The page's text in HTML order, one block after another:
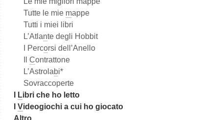
Tutte le mie mappe
Tutti i miei libri
L’Atlante degli Hobbit
I Percorsi dell’Anello
Contrattone
L’Astrolabi*
Sovraccoperte
Libri che ho letto
Videogiochi a cui ho giocato
Altro